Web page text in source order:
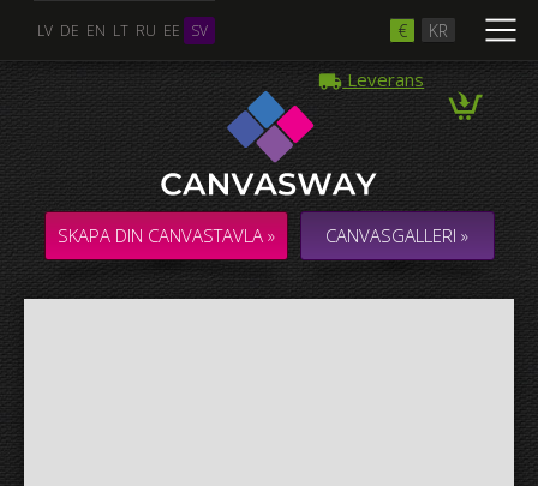
LV DE EN LT RU EE SV € KR
Leverans
SKAPA DIN CANVASTAVLA » CANVASGALLERI »
Flera Foton
COLLAGE / KOMPOSITION med flera foton